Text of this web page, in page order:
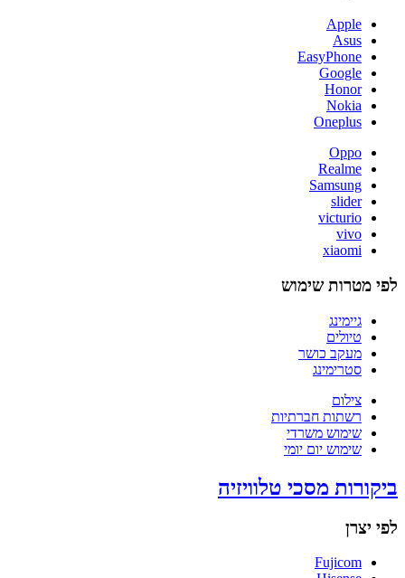
Apple
Asus
EasyPhone
Google
Honor
Nokia
Oneplus
Oppo
Realme
Samsung
slider
victurio
vivo
xiaomi
לפי מטרות שימוש
גיימינג
טיולים
מעקב כושר
סטרימינג
צילום
רשתות חברתיות
שימוש משרדי
שימוש יום יומי
ביקורות מסכי טלוויזיה
לפי יצרן
Fujicom